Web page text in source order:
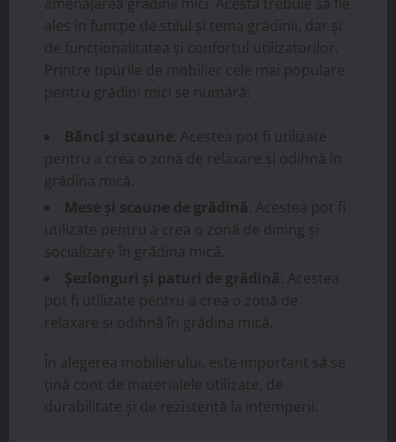
ales în funcție de stilul și tema grădinii, dar și
de funcționalitatea și confortul utilizatorilor.
Printre tipurile de mobilier cele mai populare
pentru grădini mici se numără:
Bănci și scaune : Acestea pot fi utilizate
pentru a crea o zonă de relaxare și odihnă în
grădina mică.
Mese și scaune de grădină : Acestea pot fi
utilizate pentru a crea o zonă de dining și
socializare în grădina mică.
Șezlonguri și paturi de grădină : Acestea
pot fi utilizate pentru a crea o zonă de
relaxare și odihnă în grădina mică.
În alegerea mobilierului, este important să se
țină cont de materialele utilizate, de
durabilitate și de rezistență la intemperii.